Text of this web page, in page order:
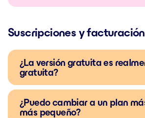
Suscripciones y facturación
¿La versión gratuita es
gratuita?
¿Puedo cambiar a un plan
más pequeño?